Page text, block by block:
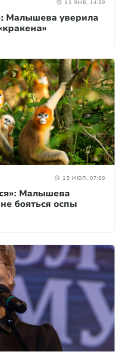
13 ЯНВ, 14:39
Малышева уверила
15 ИЮЛ, 07:09
Малышева
бояться оспы